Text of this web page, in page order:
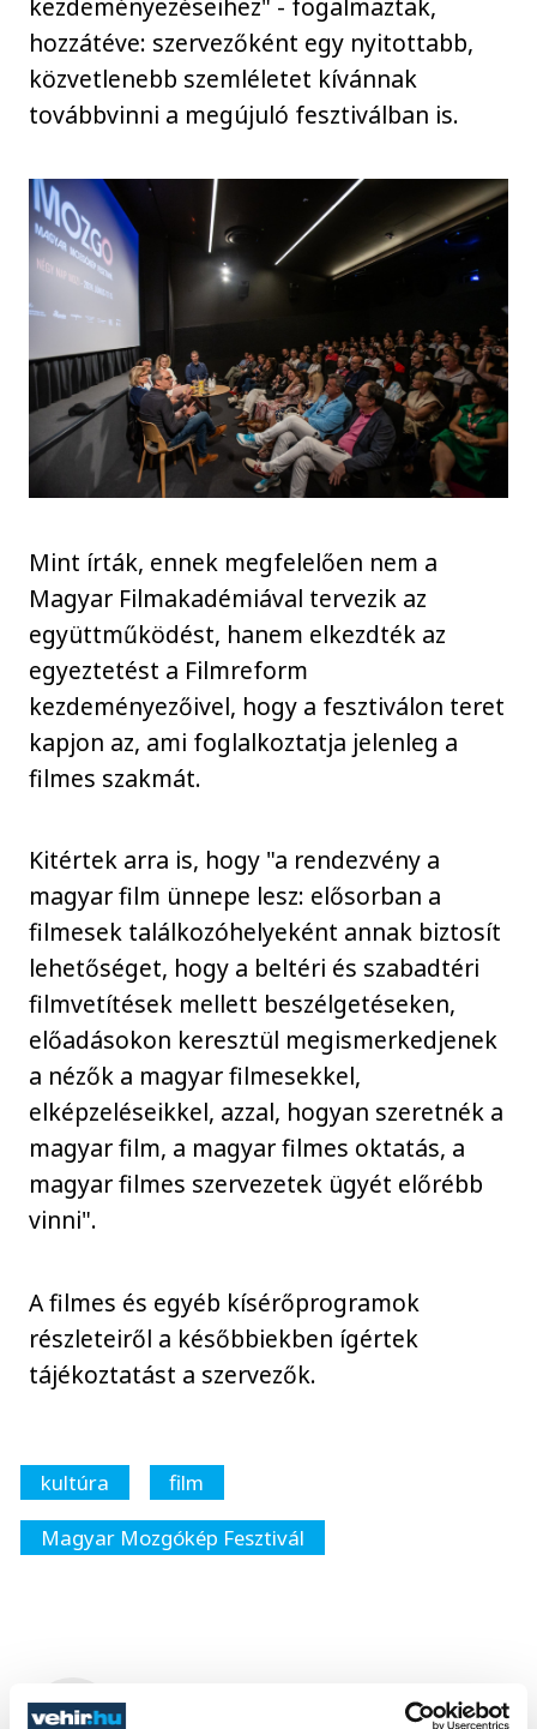
hozzátéve: szervezőként egy nyitottabb,
közvetlenebb szemléletet kívánnak
továbbvinni a megújuló fesztiválban is.
Mint írták, ennek megfelelően nem a
Magyar Filmakadémiával tervezik az
együttműködést, hanem elkezdték az
egyeztetést a Filmreform
kezdeményezőivel, hogy a fesztiválon teret
kapjon az, ami foglalkoztatja jelenleg a
filmes szakmát.
Kitértek arra is, hogy "a rendezvény a
magyar film ünnepe lesz: elősorban a
filmesek találkozóhelyeként annak biztosít
lehetőséget, hogy a beltéri és szabadtéri
filmvetítések mellett beszélgetéseken,
előadásokon keresztül megismerkedjenek
a nézők a magyar filmesekkel,
elképzeléseikkel, azzal, hogyan szeretnék a
magyar film, a magyar filmes oktatás, a
magyar filmes szervezetek ügyét előrébb
vinni".
A filmes és egyéb kísérőprogramok
részleteiről a későbbiekben ígértek
tájékoztatást a szervezők.
kultúra
film
Magyar Mozgókép Fesztivál